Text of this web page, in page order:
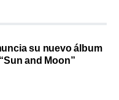
su nuevo álbum
and Moon”